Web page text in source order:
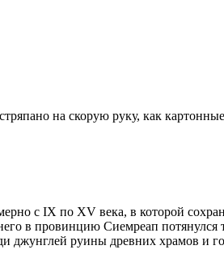
на скорую руку, как
с IX по XV века, в которой
в провинцию Сиемреап потянулся
джунглей руины древних храмов и